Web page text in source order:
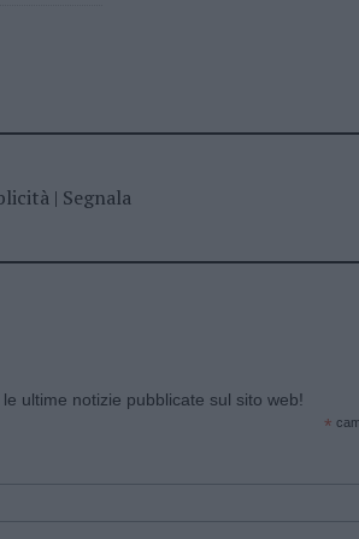
| Segnala
ultime notizie pubblicate sul sito web!
*